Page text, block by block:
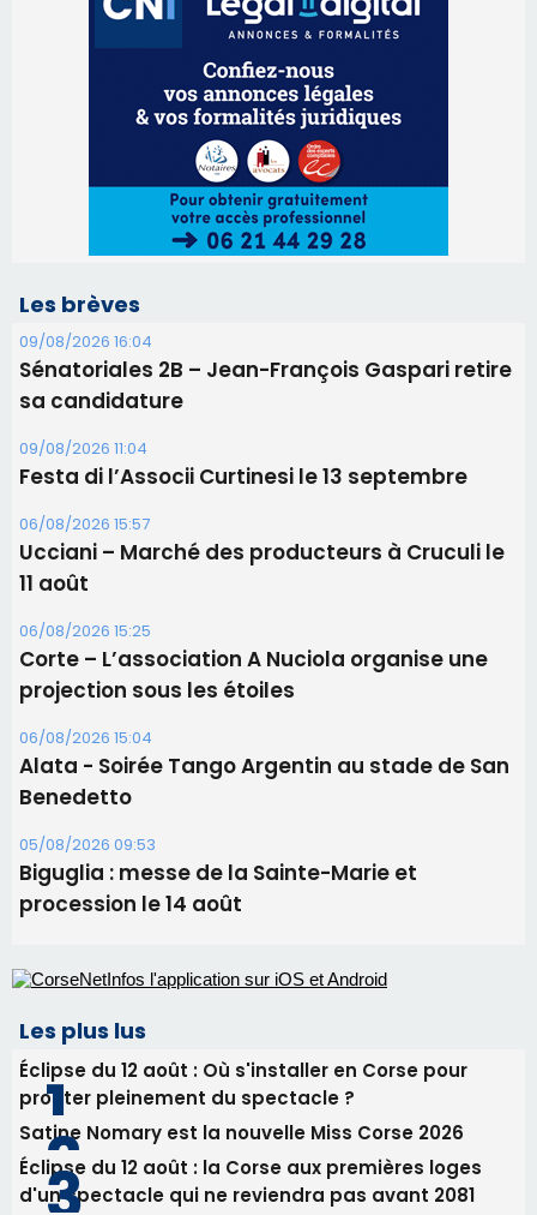
Les brèves
09/08/2026 16:04
Sénatoriales 2B – Jean-François Gaspari retire
sa candidature
09/08/2026 11:04
Festa di l’Associi Curtinesi le 13 septembre
06/08/2026 15:57
Ucciani – Marché des producteurs à Cruculi le
11 août
06/08/2026 15:25
Corte – L’association A Nuciola organise une
projection sous les étoiles
06/08/2026 15:04
Alata - Soirée Tango Argentin au stade de San
Benedetto
05/08/2026 09:53
Biguglia : messe de la Sainte-Marie et
procession le 14 août
Les plus lus
Éclipse du 12 août : Où s'installer en Corse pour
profiter pleinement du spectacle ?
Satine Nomary est la nouvelle Miss Corse 2026
Éclipse du 12 août : la Corse aux premières loges
d'un spectacle qui ne reviendra pas avant 2081